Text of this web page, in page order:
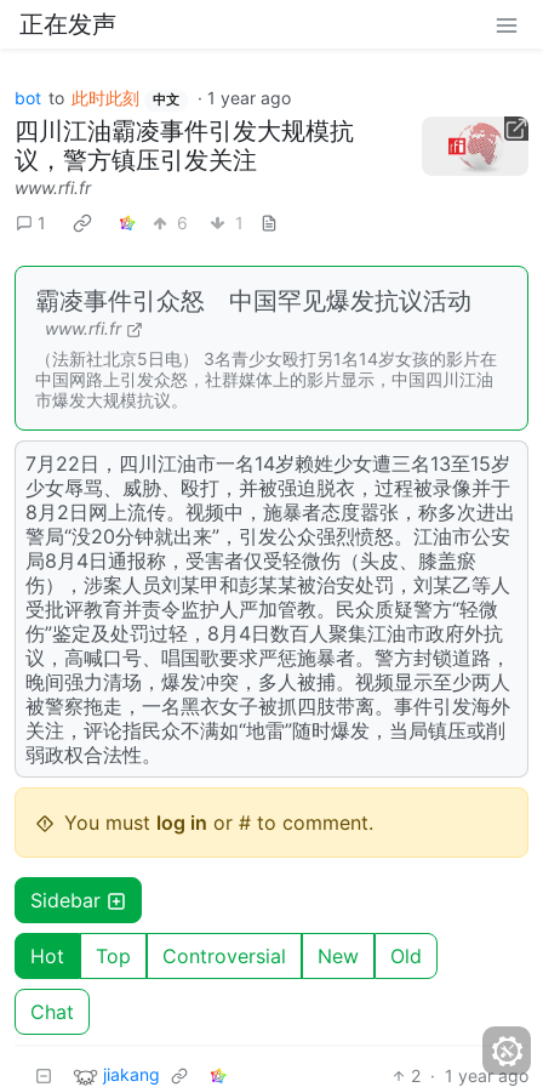
正在发声
bot to 此时此刻 中文 · 1 year ago
四川江油霸凌事件引发大规模抗
议，警方镇压引发关注
www.rfi.fr
1
6 1
霸凌事件引众怒 中国罕见爆发抗议活动
www.rfi.fr
（法新社北京5日电） 3名青少女殴打另1名14岁女孩的影片在
中国网路上引发众怒，社群媒体上的影片显示，中国四川江油
市爆发大规模抗议。
7月22日，四川江油市一名14岁赖姓少女遭三名13至15岁
少女辱骂、威胁、殴打，并被强迫脱衣，过程被录像并于
8月2日网上流传。视频中，施暴者态度嚣张，称多次进出
警局“没20分钟就出来”，引发公众强烈愤怒。江油市公安
局8月4日通报称，受害者仅受轻微伤（头皮、膝盖瘀
伤），涉案人员刘某甲和彭某某被治安处罚，刘某乙等人
受批评教育并责令监护人严加管教。民众质疑警方“轻微
伤”鉴定及处罚过轻，8月4日数百人聚集江油市政府外抗
议，高喊口号、唱国歌要求严惩施暴者。警方封锁道路，
晚间强力清场，爆发冲突，多人被捕。视频显示至少两人
被警察拖走，一名黑衣女子被抓四肢带离。事件引发海外
关注，评论指民众不满如“地雷”随时爆发，当局镇压或削
弱政权合法性。
You must log in or # to comment.
Sidebar
Hot Top Controversial New Old
Chat
jiakang 2 · 1 year ago